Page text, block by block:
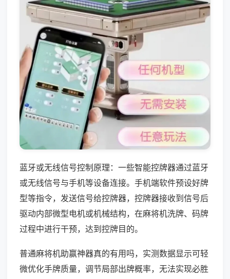
蓝牙或无线信号控制原理：一些智能控牌器通过蓝牙
或无线信号与手机等设备连接。手机端软件预设好牌
型等指令，发送信号给控牌器，控牌器接收到信号后
驱动内部微型电机或机械结构，在麻将机洗牌、码牌
过程中进行干预，达到控牌目的。
普通麻将机助赢神器真的有用吗，实测数据显示可轻
微优化手牌质量，调节局部出牌概率，无法实现必胜